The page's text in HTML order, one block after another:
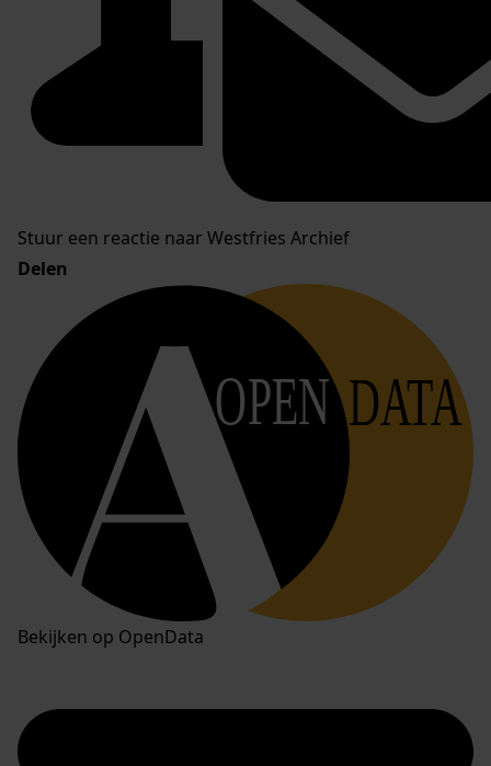
Stuur een reactie naar Westfries Archief
Delen
OPEN DATA
Bekijken op OpenData